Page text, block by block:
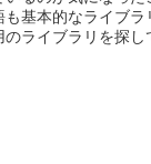
基本的なライブ
ライブラリを探し